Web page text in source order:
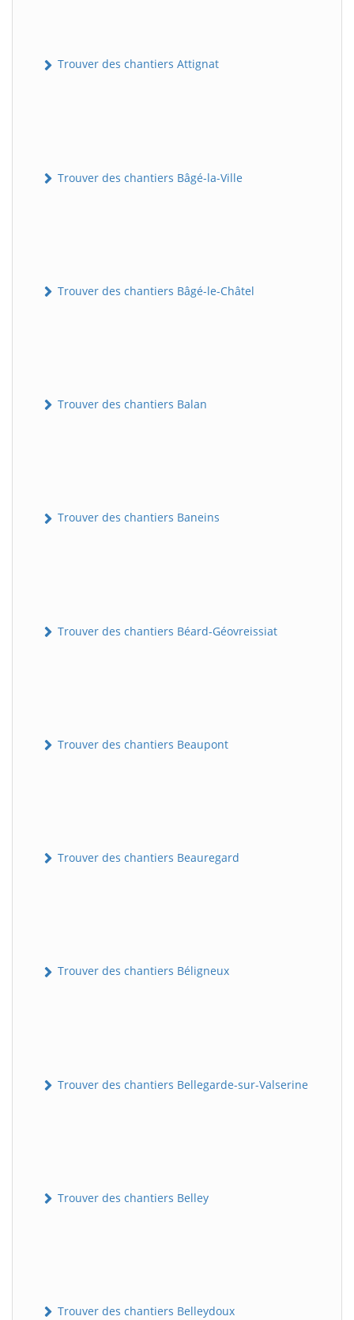
Trouver des chantiers Attignat
Trouver des chantiers Bâgé-la-Ville
Trouver des chantiers Bâgé-le-Châtel
Trouver des chantiers Balan
Trouver des chantiers Baneins
Trouver des chantiers Béard-Géovreissiat
Trouver des chantiers Beaupont
Trouver des chantiers Beauregard
Trouver des chantiers Béligneux
Trouver des chantiers Bellegarde-sur-Valserine
Trouver des chantiers Belley
Trouver des chantiers Belleydoux